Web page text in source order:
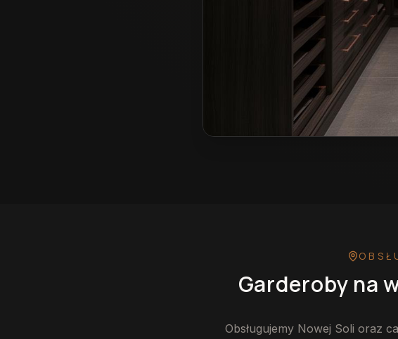
Garderoby na
Obsługujemy Nowej Soli oraz